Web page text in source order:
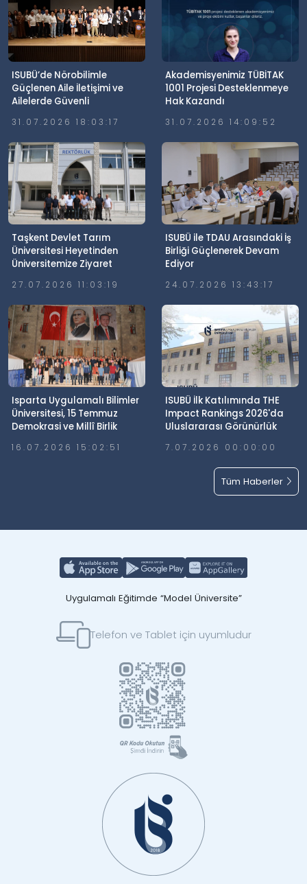
ISUBÜ’de Nörobilimle
Güçlenen Aile İletişimi ve
Ailelerde Güvenli
Gerçekleştirildi
31.07.2026 18:03:17
Akademisyenimiz TÜBİTAK
1001 Projesi Desteklenmeye
Hak Kazandı
31.07.2026 14:09:52
Taşkent Devlet Tarım
Üniversitesi Heyetinden
Üniversitemize Ziyaret
27.07.2026 11:03:19
ISUBÜ ile TDAU Arasındaki İş
Birliği Güçlenerek Devam
Ediyor
24.07.2026 13:43:17
Isparta Uygulamalı Bilimler
Üniversitesi, 15 Temmuz
Demokrasi ve Millî Birlik
16.07.2026 15:02:51
ISUBÜ İlk Katılımında THE
Impact Rankings 2026'da
Uluslararası Görünürlük
7.07.2026 00:00:00
Tüm Haberler
Uygulamalı Eğitimde “Model Üniversite”
Telefon ve Tablet için uyumludur